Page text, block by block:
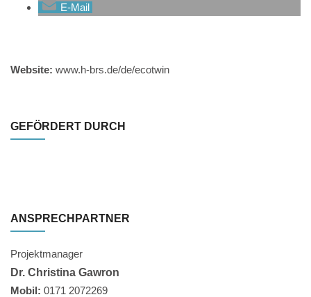
E-Mail
Website: www.h-brs.de/de/ecotwin
GEFÖRDERT DURCH
ANSPRECHPARTNER
Projektmanager
Dr. Christina Gawron
Mobil: 0171 2072269